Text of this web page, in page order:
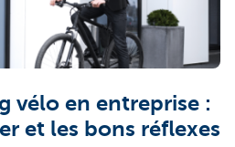
vélo en entreprise :
et les bons réflexes